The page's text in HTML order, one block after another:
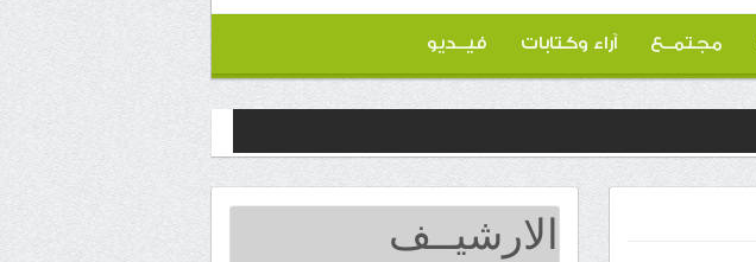
مجتمــع آراء وكتابات فيــديو
الارشيــف